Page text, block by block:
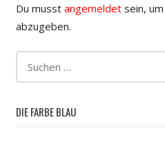
Du musst angemeldetsein,
abzugeben.
DIE FARBE BLAU